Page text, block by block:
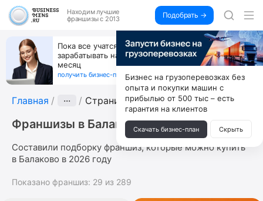
Находим лучшие
франшизы с 2013
Подобрать →
Пока все учатся пользоваться ИИ, вы можете
зарабатывать на их обучении по 500 тыс. каждый
месяц
получить бизнес-план ↓
Главная ··· Страница 3
Франшизы в Балаково
Составили подборку франшиз, которые можно купить
в Балаково в 2026 году
Показано франшиз: 29 из 289
Бизнес на грузоперевозках без
опыта и покупки машин с
прибылью от 500 тыс – есть
гарантия на клиентов
Скачать бизнес-план Скрыть